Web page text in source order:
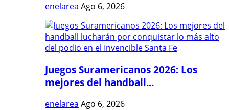
enelarea Ago 6, 2026
Juegos Suramericanos 2026: Los
mejores del handball...
enelarea Ago 6, 2026